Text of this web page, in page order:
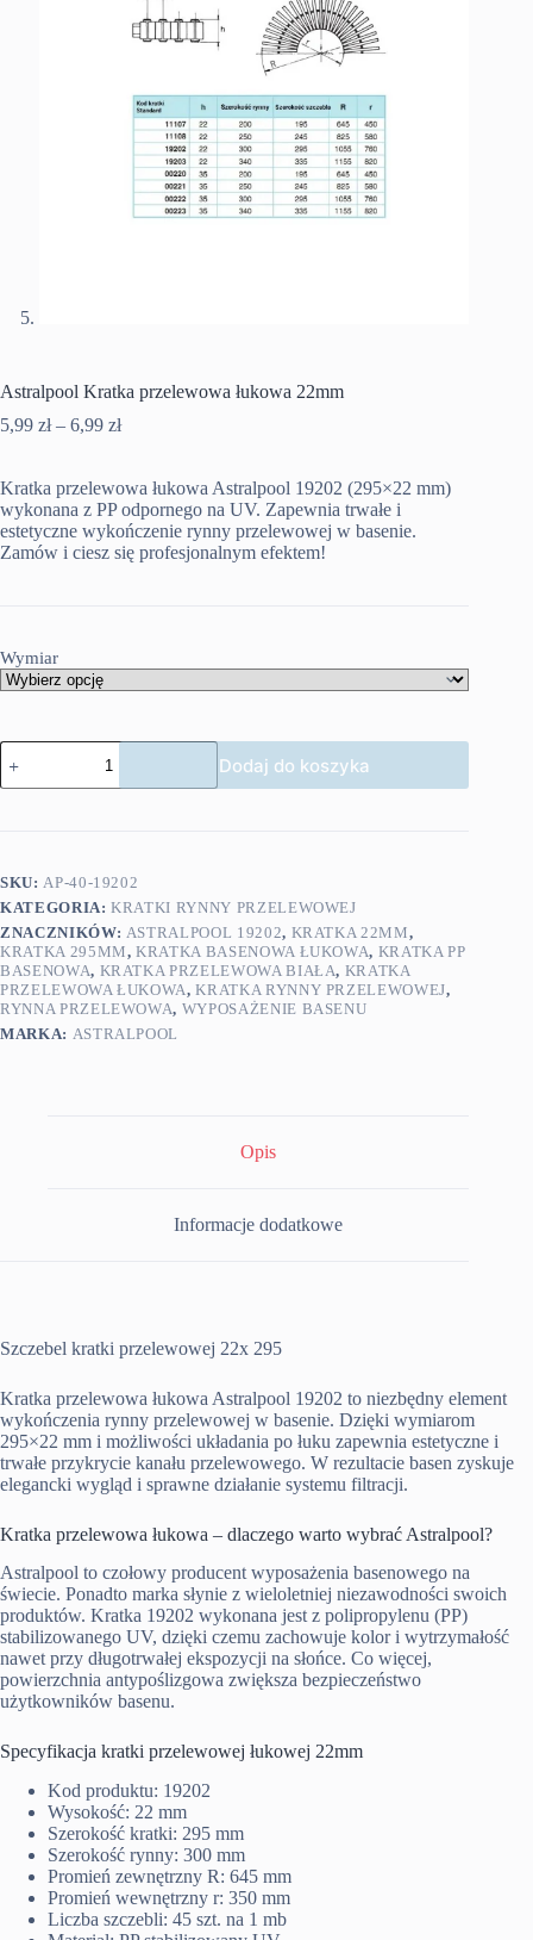
Astralpool Kratka przelewowa łukowa 22mm
5,99 zł – 6,99 złZakres
5,99 zł
do
6,99 zł
Kratka przelewowa łukowa Astralpool 19202 (295×22 mm)
wykonana z PP odpornego na UV. Zapewnia trwałe i
estetyczne wykończenie rynny przelewowej w basenie.
Zamów i ciesz się profesjonalnym efektem!
Wymiar
ilość
Astralpool
Kratka
Dodaj do koszyka
SKU:AP-40-19202
KATEGORIA:KRATKI RYNNY PRZELEWOWEJ
ZNACZNIKÓW: ASTRALPOOL 19202, KRATKA 22MM,
KRATKA 295MM,KRATKA BASENOWA ŁUKOWA, KRATKA PP
BASENOWA, KRATKA PRZELEWOWA BIAŁA, KRATKA
PRZELEWOWA ŁUKOWA,KRATKA RYNNY PRZELEWOWEJ,
RYNNA PRZELEWOWA, WYPOSAŻENIE BASENU
MARKA: ASTRALPOOL
Opis
Informacje dodatkowe
Szczebel kratki przelewowej 22x 295
Kratka przelewowa łukowa Astralpool 19202 to niezbędny element
wykończenia rynny przelewowej w basenie. Dzięki wymiarom
295×22 mm i możliwości układania po łuku zapewnia estetyczne i
trwałe przykrycie kanału przelewowego. W rezultacie basen zyskuje
elegancki wygląd i sprawne działanie systemu filtracji.
Kratka przelewowa łukowa – dlaczego warto wybrać Astralpool?
Astralpool to czołowy producent wyposażenia basenowego na
świecie. Ponadto marka słynie z wieloletniej niezawodności swoich
produktów. Kratka 19202 wykonana jest z polipropylenu (PP)
stabilizowanego UV, dzięki czemu zachowuje kolor i wytrzymałość
nawet przy długotrwałej ekspozycji na słońce. Co więcej,
powierzchnia antypoślizgowa zwiększa bezpieczeństwo
użytkowników basenu.
Specyfikacja kratki przelewowej łukowej 22mm
Kod produktu: 19202
Wysokość: 22 mm
Szerokość kratki: 295 mm
Szerokość rynny: 300 mm
Promień zewnętrzny R: 645 mm
Promień wewnętrzny r: 350 mm
Liczba szczebli: 45 szt. na 1 mb